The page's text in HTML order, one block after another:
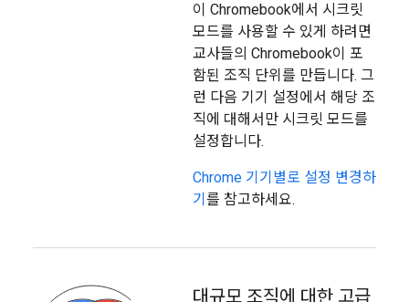
이 Chromebook에서 시크릿
모드를 사용할 수 있게 하려면
교사들의 Chromebook이 포
함된 조직 단위를 만듭니다. 그
런 다음 기기 설정에서 해당 조
직에 대해서만 시크릿 모드를
설정합니다.
Chrome 기기별로 설정 변경하
기 를 참고하세요.
대규모 조직에 대한 고급